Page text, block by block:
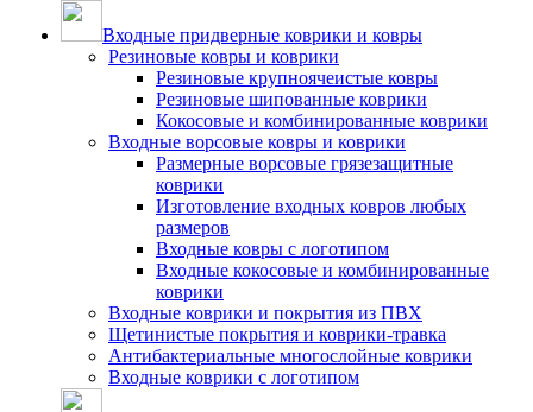
Входные придверные коврики и ковры
Резиновые ковры и коврики
Резиновые крупноячеистые ковры
Резиновые шипованные коврики
Кокосовые и комбинированные коврики
Входные ворсовые ковры и коврики
Размерные ворсовые грязезащитные
коврики
Изготовление входных ковров любых
размеров
Входные ковры с логотипом
Входные кокосовые и комбинированные
коврики
Входные коврики и покрытия из ПВХ
Щетинистые покрытия и коврики-травка
Антибактериальные многослойные коврики
Входные коврики с логотипом